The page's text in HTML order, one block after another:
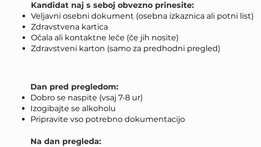
Kandidat naj s seboj obvezno prinesite:
Veljavni osebni dokument (osebna izkaznica ali potni list)
Zdravstvena kartica
Očala ali kontaktne leče (če jih nosite)
Zdravstveni karton (samo za predhodni pregled)
Dan pred pregledom:
Dobro se naspite (vsaj 7-8 ur)
Izogibajte se alkoholu
Pripravite vso potrebno dokumentacijo
Na dan pregleda: